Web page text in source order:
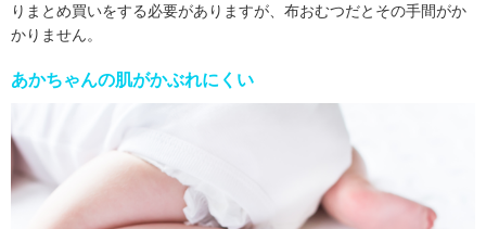
りまとめ買いをする必要がありますが、布おむつだとその手間がか
かりません。
あかちゃんの肌がかぶれにくい